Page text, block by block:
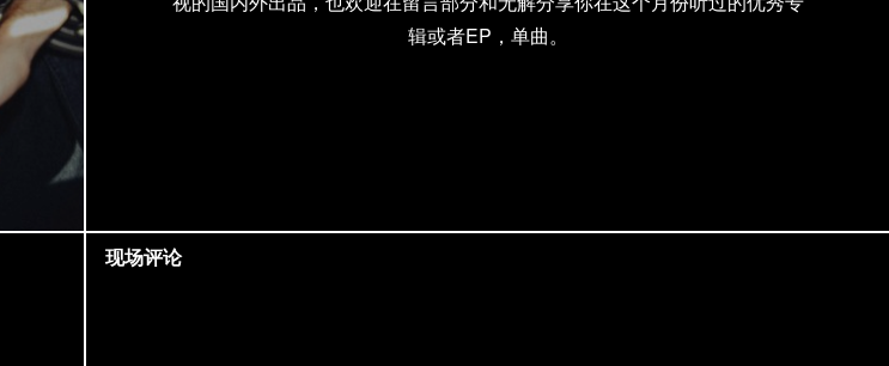
辑或者EP，单曲。
现场评论